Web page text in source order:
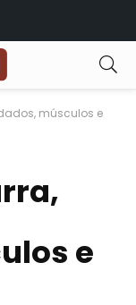
músculos e
e